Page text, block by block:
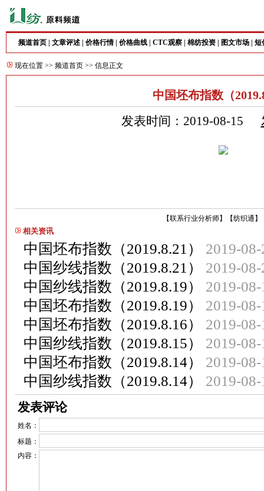
频道首页 文章评述 价格行情| 价格曲线 CTC观察 棉纺投资 图文市场 短
现在位置 >> 频道首页 >> 信息正文
中国坯布指数（
发表时间：2019-08-15
【纺织通 】
【联系行业分析师】
相关资讯
中国坯布指数（2019.8.21）
2019-
中国纱线指数（2019.8.21）
2019-
中国纱线指数（2019.8.19）
2019-
中国坯布指数（2019.8.19）
2019-
中国坯布指数（2019.8.16）
2019-
中国纱线指数（2019.8.15）
2019-
中国坯布指数（2019.8.14）
2019-
中国纱线指数（2019.8.14）
2019-
发表评论
姓名：
标题：
内容：